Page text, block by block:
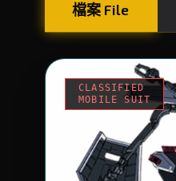
檔案 File
CLASSIFIED
MOBILE SUIT